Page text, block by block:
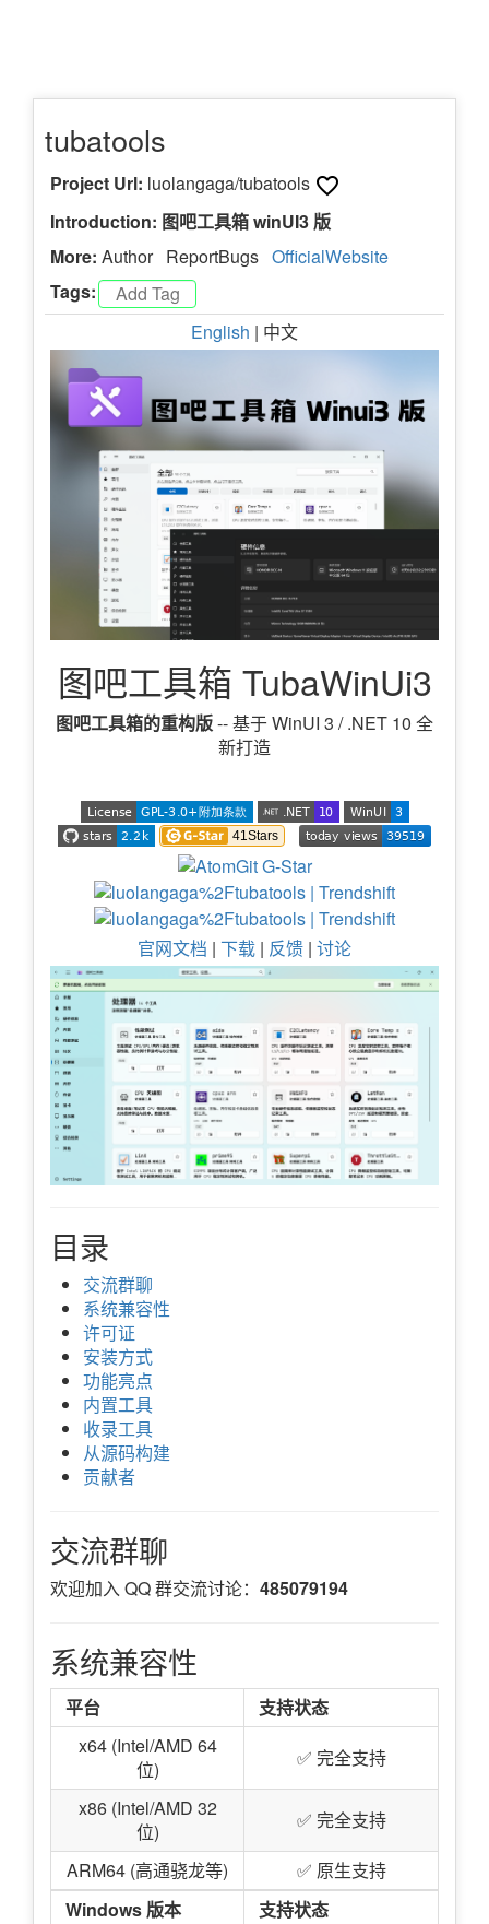
tubatools
Project Url: luolangaga/tubatools
Introduction: 图吧工具箱 winUI3 版
More: Author ReportBugs OfficialWebsite
Tags:
English | 中文
图吧工具箱 TubaWinUi3
图吧工具箱的重构版-- 基于 WinUI 3 / .NET 10 全
新打造
官网文档 | 下载 | 反馈 | 讨论
目录
交流群聊
系统兼容性
许可证
安装方式
功能亮点
内置工具
收录工具
从源码构建
贡献者
交流群聊
欢迎加入 QQ 群交流讨论： 485079194
系统兼容性
平台
支持状态
x64 (Intel/AMD 64
位)
✅ 完全支持
x86 (Intel/AMD 32
位)
✅ 完全支持
ARM64 (高通骁龙等)
✅ 原生支持
Windows 版本
支持状态